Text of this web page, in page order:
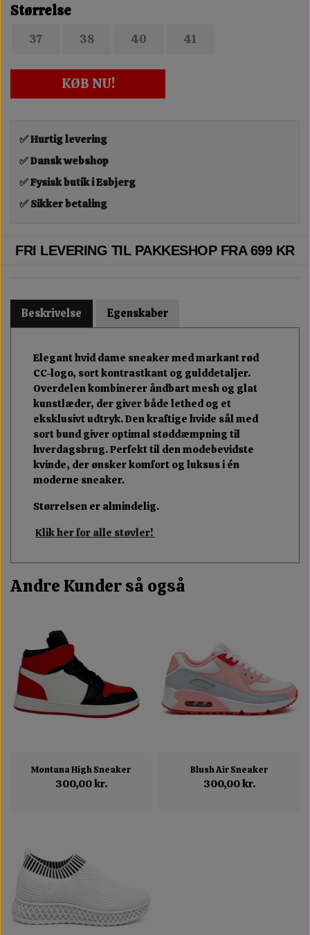
Størrelse
37 38 40 41
KØB NU!
✅ Hurtig levering
✅ Dansk webshop
✅ Fysisk butik i Esbjerg
✅ Sikker betaling
FRI LEVERING TIL PAKKESHOP FRA 699 KR
Beskrivelse Egenskaber
Elegant hvid dame sneaker med markant rød
CC-logo, sort kontrastkant og gulddetaljer.
Overdelen kombinerer åndbart mesh og glat
kunstlæder, der giver både lethed og et
eksklusivt udtryk. Den kraftige hvide sål med
sort bund giver optimal støddæmpning til
hverdagsbrug. Perfekt til den modebevidste
kvinde, der ønsker komfort og luksus i én
moderne sneaker.
Størrelsen er almindelig.
Klik her for alle støvler!
Andre Kunder så også
Montana High Sneaker
300,00 kr.
Blush Air Sneaker
300,00 kr.